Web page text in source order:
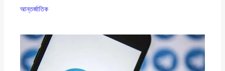
আন্তর্জাতিক